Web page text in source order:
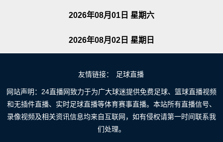
2026年08月01日 星期六
2026年08月02日 星期日
友情链接： 足球直播
网站声明：24直播网致力于为广大球迷提供免费足球、篮球直播视频
和无插件直播、实时足球直播等体育赛事直播。本站所有直播信号、
录像视频及相关资讯信息均来自互联网，如有侵权请第一时间联系我
们处理。